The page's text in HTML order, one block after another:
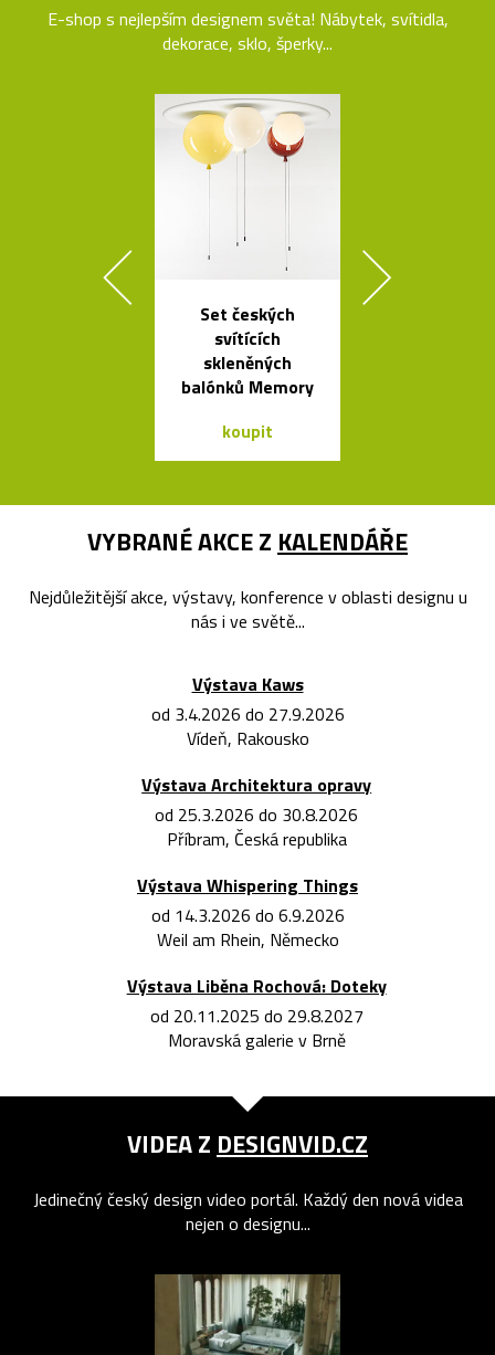
E-shop s nejlepším designem světa! Nábytek, svítidla,
dekorace, sklo, šperky...
Set českých
svítících
skleněných
balónků Memory
koupit
VYBRANÉ AKCE Z KALENDÁŘE
Nejdůležitější akce, výstavy, konference v oblasti designu u
nás i ve světě...
Výstava Kaws
od 3.4.2026 do 27.9.2026
Vídeň, Rakousko
Výstava Architektura opravy
od 25.3.2026 do 30.8.2026
Příbram, Česká republika
Výstava Whispering Things
od 14.3.2026 do 6.9.2026
Weil am Rhein, Německo
Výstava Liběna Rochová: Doteky
od 20.11.2025 do 29.8.2027
Moravská galerie v Brně
VIDEA Z DESIGNVID.CZ
Jedinečný český design video portál. Každý den nová videa
nejen o designu...